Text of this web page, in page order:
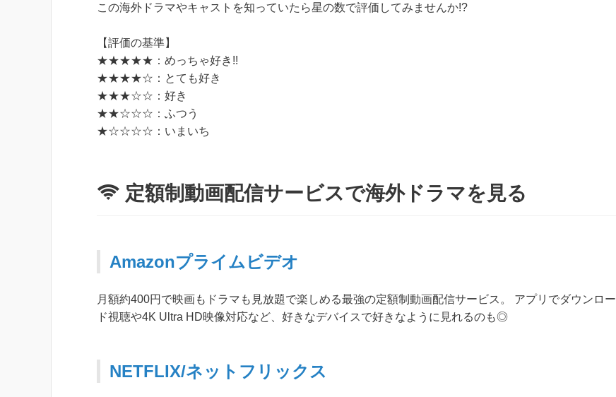
この海外ドラマやキャストを知っていたら星の数で評価してみませんか!?
【評価の基準】
★★★★★：めっちゃ好き!!
★★★★☆：とても好き
★★★☆☆：好き
★★☆☆☆：ふつう
★☆☆☆☆：いまいち
定額制動画配信サービスで海外ドラマを見る
Amazonプライムビデオ
月額約400円で映画もドラマも見放題で楽しめる最強の定額制動画配信サービス。 アプリでダウンロー
ド視聴や4K Ultra HD映像対応など、好きなデバイスで好きなように見れるのも◎
NETFLIX/ネットフリックス